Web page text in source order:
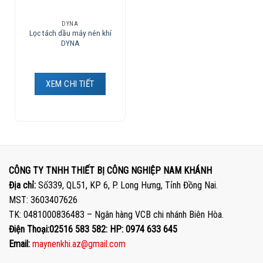
DYNA
Lọc tách dầu máy nén khí
DYNA
XEM CHI TIẾT
CÔNG TY TNHH THIẾT BỊ CÔNG NGHIỆP NAM KHÁNH
Địa chỉ: Số339, QL51, KP 6, P. Long Hưng, Tỉnh Đồng Nai.
MST: 3603407626
TK: 0481000836483 – Ngân hàng VCB chi nhánh Biên Hòa.
Điện Thoại:02516 583 582: HP: 0974 633 645
Email: maynenkhi.az@gmail.com